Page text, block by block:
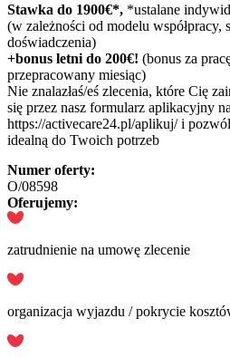
Stawka do 1900€*, *ustalane
(w zależności od modelu współpracy,
doświadczenia)
+bonus letni do 200€! (bonus za
przepracowany miesiąc)
Nie znalazłaś/eś zlecenia, które Cię
się przez nasz formularz aplikacyjny
https://activecare24.pl/aplikuj/ i
idealną do Twoich potrzeb
Numer oferty:
O/08598
Oferujemy:
zatrudnienie na umowę zlecenie
organizacja wyjazdu / pokrycie